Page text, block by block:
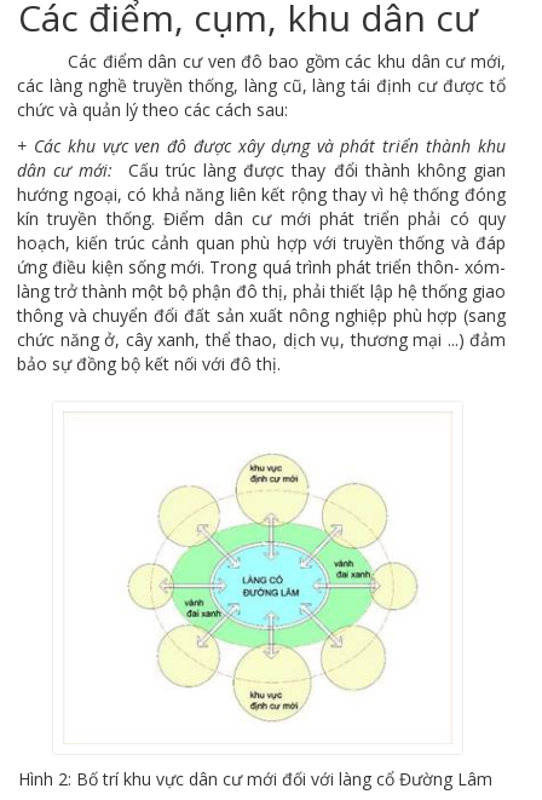
Các điểm, cụm, khu dân cư
Các điểm dân cư ven đô bao gồm các khu dân cư mới,
các làng nghề truyền thống, làng cũ, làng tái định cư được tổ
chức và quản lý theo các cách sau:
+ Các khu vực ven đô được xây dựng và phát triển thành khu
dân cư mới: Cấu trúc làng được thay đổi thành không gian
hướng ngoại, có khả năng liên kết rộng thay vì hệ thống đóng
kín truyền thống. Điểm dân cư mới phát triển phải có quy
hoạch, kiến trúc cảnh quan phù hợp với truyền thống và đáp
ứng điều kiện sống mới. Trong quá trình phát triển thôn- xóm-
làng trở thành một bộ phận đô thị, phải thiết lập hệ thống giao
thông và chuyển đổi đất sản xuất nông nghiệp phù hợp (sang
chức năng ở, cây xanh, thể thao, dịch vụ, thương mại ...) đảm
bảo sự đồng bộ kết nối với đô thị.
Hình 2: Bố trí khu vực dân cư mới đối với làng cổ Đường Lâm